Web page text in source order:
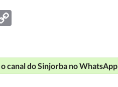
o canal do Sinjorba no WhatsApp